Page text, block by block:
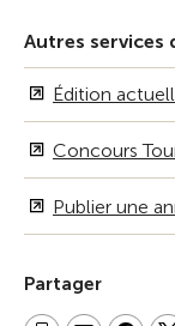
Autres services
Édition
Concours
Publier une
Partager